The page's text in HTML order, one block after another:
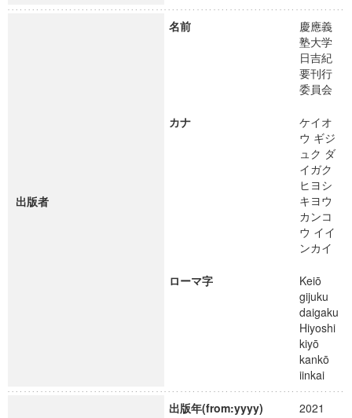
出版者
名前
慶應義
塾大学
日吉紀
要刊行
委員会
カナ
ケイオ
ウ ギジ
ュク ダ
イガク
ヒヨシ
キヨウ
カンコ
ウ イイ
ンカイ
ローマ字
Keiō
gijuku
daigaku
Hiyoshi
kiyō
kankō
iinkai
出版年(from:yyyy)
2021